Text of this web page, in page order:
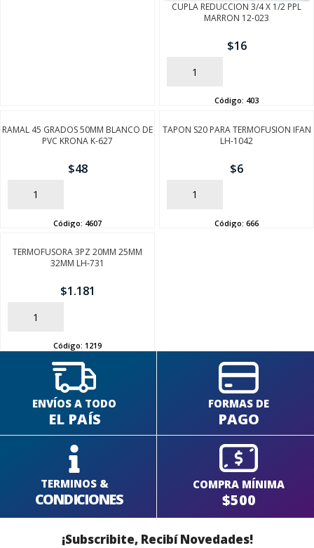
CUPLA REDUCCION 3/4 X 1/2 PPL
MARRON 12-023
$16
AÑADIR
Código: 403
RAMAL 45 GRADOS 50MM BLANCO DE
PVC KRONA K-627
$48
AÑADIR
Código: 4607
TAPON S20 PARA TERMOFUSION IFAN
LH-1042
$6
AÑADIR
Código: 666
TERMOFUSORA 3PZ 20MM 25MM
32MM LH-731
$1.181
AÑADIR
Código: 1219
ENVÍOS A TODO
EL PAÍS
FORMAS DE
PAGO
TERMINOS &
CONDICIONES
COMPRA MÍNIMA
$500
¡Subscribite, Recibí Novedades!
SEGUÍ COMPRANDO